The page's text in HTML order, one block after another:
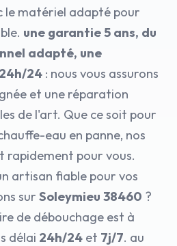
le matériel adapté pour
une garantie 5 ans, du
adapté, une
24 : nous vous assurons
et une réparation
de l'art. Que ce soit pour
eau en panne, nos
rapidement pour vous.
artisan fiable pour vos
sur Soleymieu 38460 ?
de débouchage est à
délai 24h/24 et 7j/7. au